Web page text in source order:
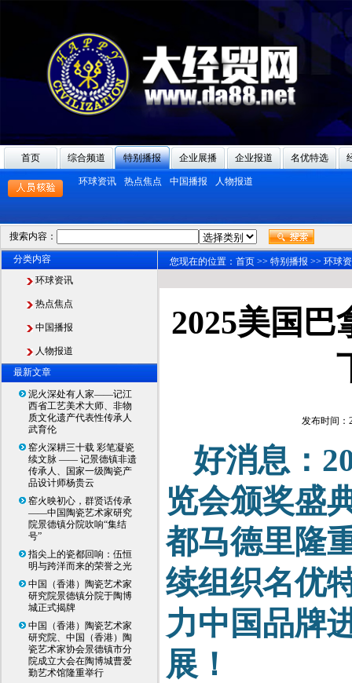
首页 综合频道 特别播报 企业展播 企业报道 名优特选
环球资讯 热点焦点 中国播报 人物报道
搜索内容：
分类内容
环球资讯
热点焦点
中国播报
人物报道
最新文章
泥火深处有人家——记江
西省工艺美术大师、非物
质文化遗产代表性传承人
武育伦
窑火深耕三十载 彩笔凝瓷
续文脉 —— 记景德镇非遗
传承人、国家一级陶瓷产
品设计师杨贵云
窑火映初心，群贤话传承
——中国陶瓷艺术家研究
院景德镇分院吹响“集结
号”
指尖上的瓷都回响：伍恒
明与跨洋而来的荣誉之光
中国（香港）陶瓷艺术家
研究院景德镇分院于陶博
城正式揭牌
中国（香港）陶瓷艺术家
研究院、中国（香港）陶
瓷艺术家协会景德镇市分
院成立大会在陶博城曹爱
勤艺术馆隆重举行
您现在的位置： 首页 >> 特别播报 >> 环球
2025美国巴
发布时间
好消息：
览会颁奖盛
都马德里隆
续组织名优
力中国品牌
展！